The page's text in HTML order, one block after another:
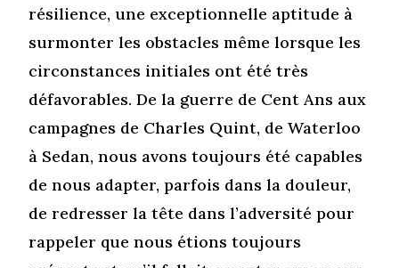
résilience, une exceptionnelle aptitude à
surmonter les obstacles même lorsque les
circonstances initiales ont été très
défavorables. De la guerre de Cent Ans aux
campagnes de Charles Quint, de Waterloo
à Sedan, nous avons toujours été capables
de nous adapter, parfois dans la douleur,
de redresser la tête dans l’adversité pour
rappeler que nous étions toujours